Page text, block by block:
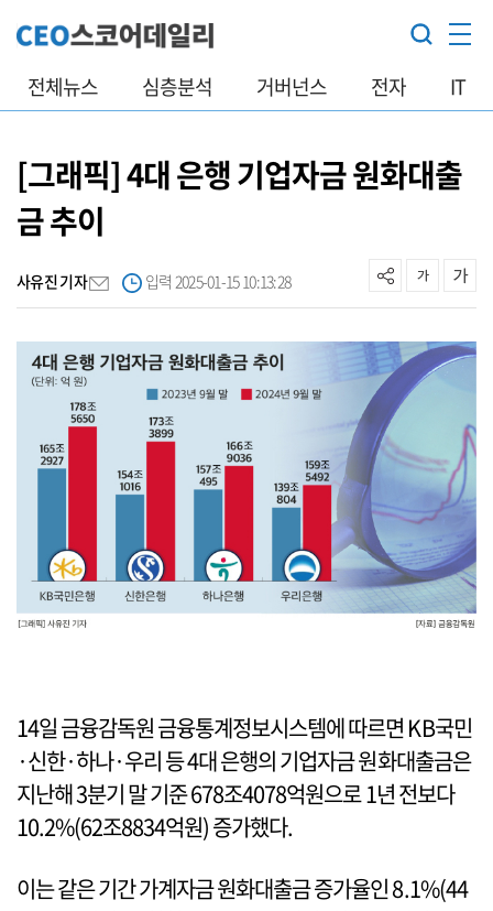
전체뉴스 심층분석 거버넌스 전자 IT
[그래픽] 4대 은행 기업자금 원화대출
금 추이
사유진 기자 입력 2025-01-15 10:13:28
14일 금융감독원 금융통계정보시스템에 따르면 KB국민
·신한·하나·우리 등 4대 은행의 기업자금 원화대출금은
지난해 3분기 말 기준 678조4078억원으로 1년 전보다
10.2%(62조8834억원) 증가했다.
이는 같은 기간 가계자금 원화대출금 증가율인 8.1%(44